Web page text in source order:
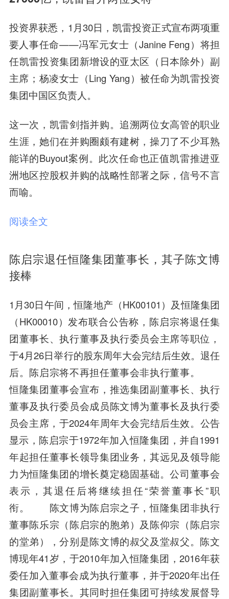
投资界获悉，1月30日，凯雷投资正式宣布两项重
要人事任命——冯军元女士（Janine Feng）将担
任凯雷投资集团新增设的亚太区（日本除外）副
主席；杨凌女士（Ling Yang）被任命为凯雷投资
集团中国区负责人。
这一次，凯雷剑指并购。追溯两位女高管的职业
生涯，她们在并购圈颇有建树，操刀了不少耳熟
能详的Buyout案例。此次任命也正值凯雷推进亚
洲地区控股权并购的战略性部署之际，信号不言
而喻。
阅读全文
陈启宗退任恒隆集团董事长，其子陈文博
接棒
1月30日午间，恒隆地产（HK00101）及恒隆集团
（HK00010）发布联合公告称，陈启宗将退任集
团董事长、执行董事及执行委员会主席等职位，
于4月26日举行的股东周年大会完结后生效。退任
后。陈启宗将不再担任董事会非执行董事。
恒隆集团董事会宣布，推选集团副董事长、执行
董事及执行委员会成员陈文博为董事长及执行委
员会主席，于2024年周年大会完结后生效。公告
显示，陈启宗于1972年加入恒隆集团，并自1991
年起担任董事长领导集团业务，其远见及领导能
力为恒隆集团的增长奠定稳固基础。公司董事会
表示，其退任后将继续担任“荣誉董事长”职
衔。 陈文博为陈启宗之子，恒隆集团非执行
董事陈乐宗（陈启宗的胞弟）及陈仰宗（陈启宗
的堂弟），分别是陈文博的叔父及堂叔父。陈文
博现年41岁，于2010年加入恒隆集团，2016年获
委任加入董事会成为执行董事，并于2020年出任
集团副董事长。其同时担任集团可持续发展督导